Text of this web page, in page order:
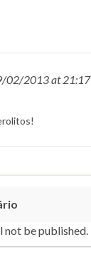
02/2013at 21:17
not be published.